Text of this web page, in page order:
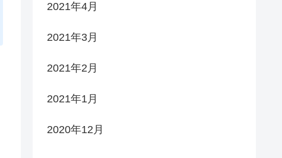
2021年4月
2021年3月
2021年2月
2021年1月
2020年12月